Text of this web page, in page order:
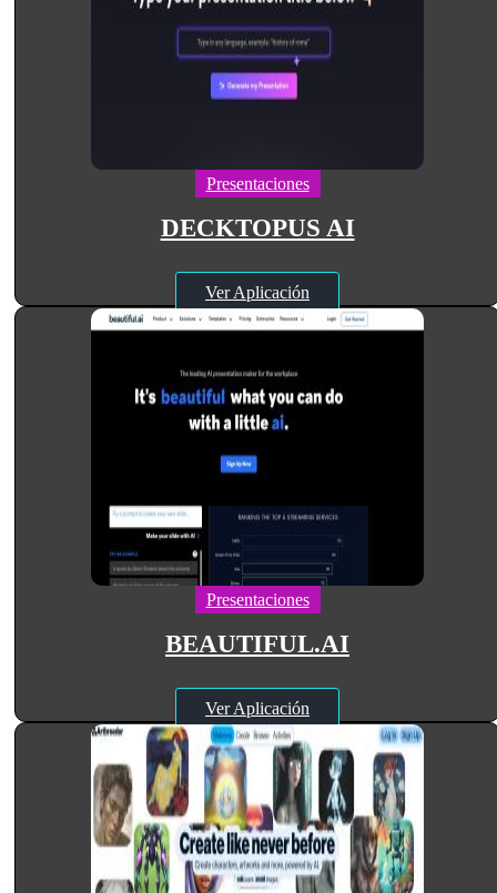
Presentaciones
DECKTOPUS AI
Ver Aplicación
Presentaciones
BEAUTIFUL.AI
Ver Aplicación